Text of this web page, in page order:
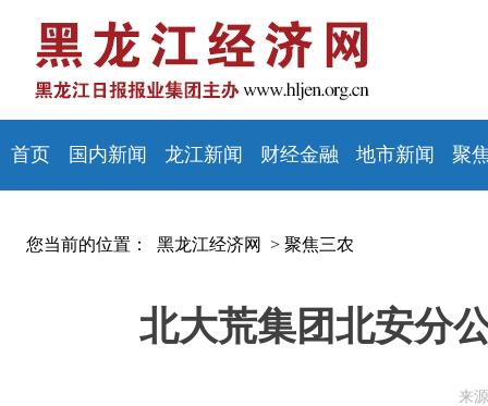
首页 国内新闻 龙江新闻 财经金融 地市新闻 聚
您当前的位置： 黑龙江经济网 > 聚焦三农
北大荒集团北安分
来